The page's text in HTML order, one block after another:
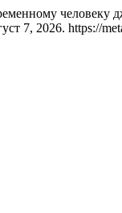
человеку
7, 2026. https://